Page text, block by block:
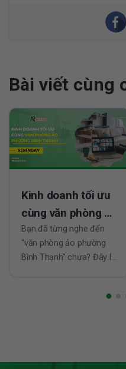
Bài viết cùng
Kinh doanh tối ưu
cùng văn phòng ảo
phường Bình
Thạnh
Bạn đã từng nghe đến
“văn phòng ảo phường
Bình Thạnh” chưa? Đây là
nghiệp trẻ ưa chuộng vì